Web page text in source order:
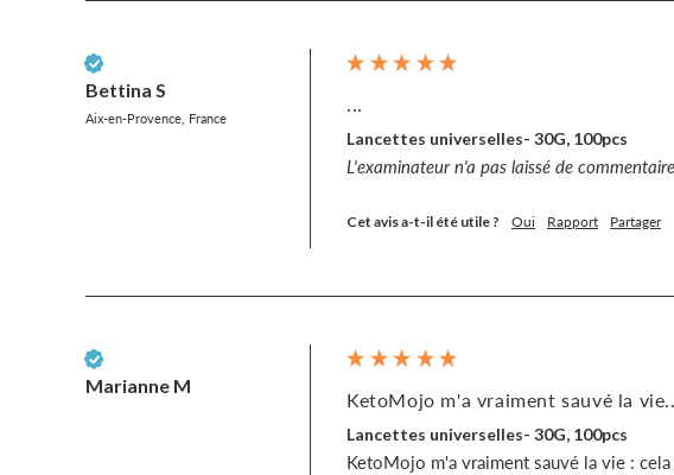
Bettina S
Aix-en-Provence, France
Lancettes universelles- 30G, 100pcs
L'examinateur n'a pas laissé de
Cet avis a-t-il été utile ? Oui Rapport Partager
Marianne M
KetoMojo m'a vraiment sauvé la
Lancettes universelles- 30G, 100pcs
KetoMojo m'a vraiment sauvé la vie :